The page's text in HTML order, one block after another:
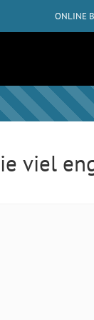
viel